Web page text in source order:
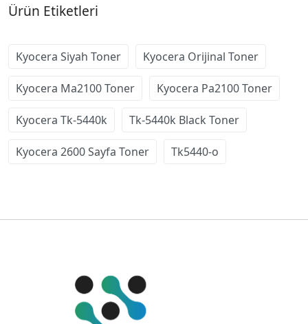
Ürün Etiketleri
Kyocera Siyah Toner Kyocera Orijinal Toner
Kyocera Ma2100 Toner Kyocera Pa2100 Toner
Kyocera Tk-5440k Tk-5440k Black Toner
Kyocera 2600 Sayfa Toner Tk5440-o